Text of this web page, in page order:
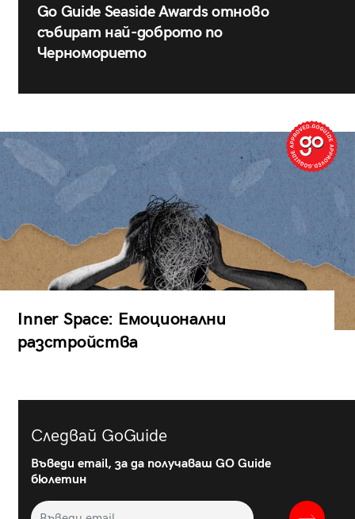
Go Guide Seaside Awards отново
събират най-доброто по
Черноморието
Inner Space: Емоционални
разстройства
Следвай GoGuide
Въведи email, за да получаваш GO Guide
бюлетин